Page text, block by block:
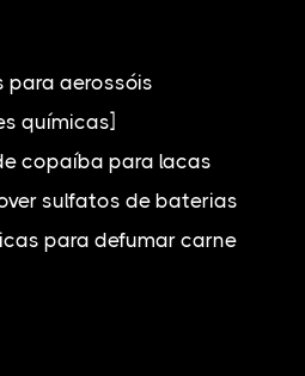
para aerossóis
químicas]
copaíba para lacas
sulfatos de baterias
para defumar carne